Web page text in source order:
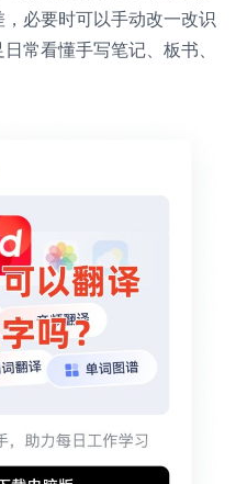
必要时可以手动改一改识
常看懂手写笔记、板书、